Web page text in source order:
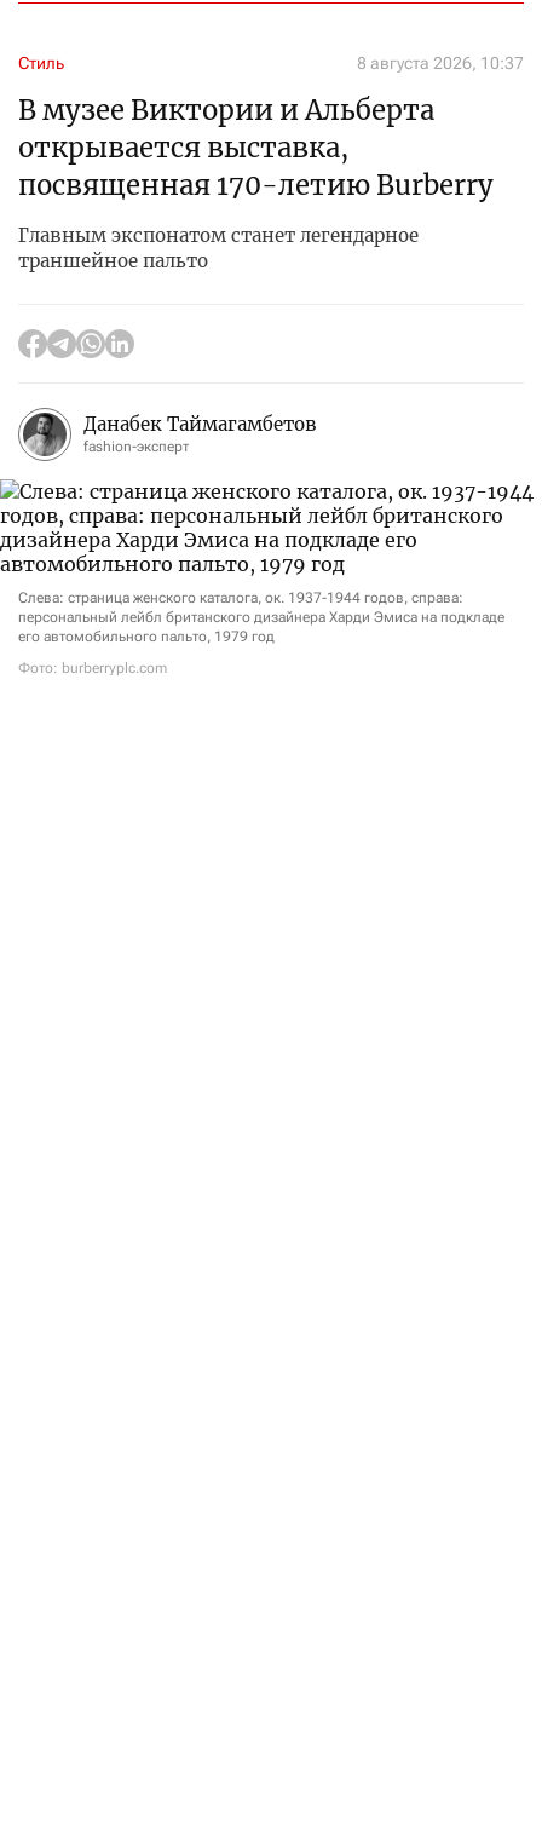
Стиль 8 августа 2026, 10:37
В музее Виктории и Альберта
открывается выставка,
посвященная 170-летию Burberry
Главным экспонатом станет легендарное
траншейное пальто
Данабек Таймагамбетов
fashion-эксперт
Слева: страница женского каталога, ок. 1937-1944 годов, справа:
персональный лейбл британского дизайнера Харди Эмиса на подкладе
его автомобильного пальто, 1979 год
Фото: burberryplc.com